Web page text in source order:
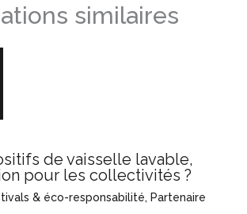
similaires
de vaisselle lavable,
pour les collectivités ?
& éco-responsabilité, Partenaire